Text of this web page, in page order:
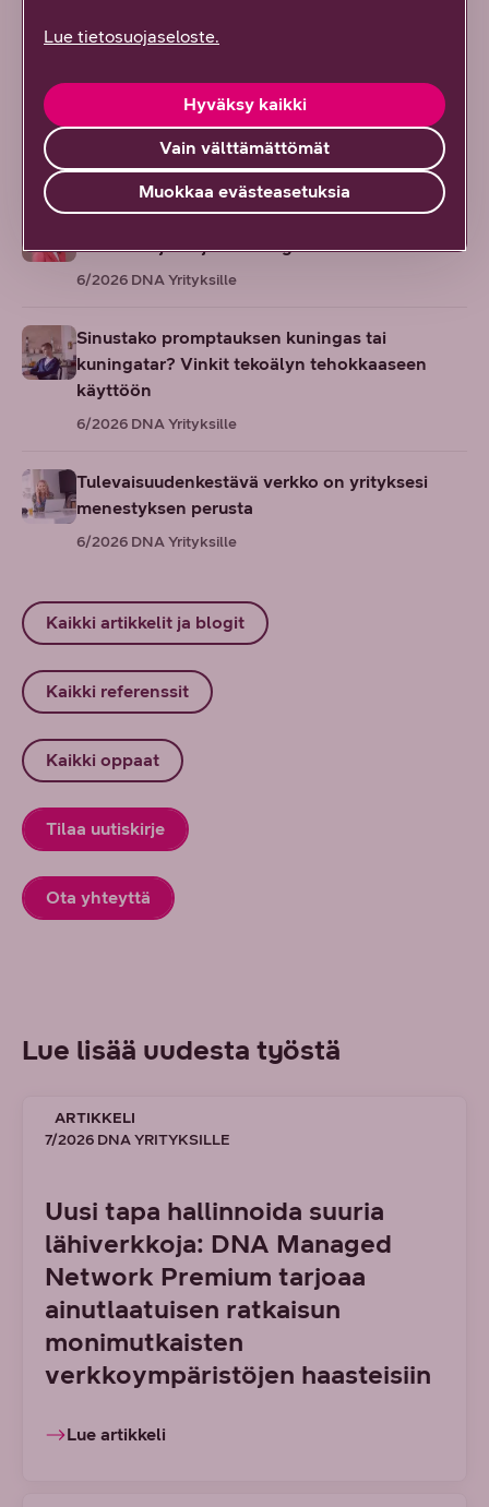
7/2026DNA Yrityksille
Näiden vinkkien avulla palaat kesälomalta
työarkeen täynnä virtaa
Suomesta seuraava tekoälyn edelläkävijä? AI
Finlandin johtajan eväät globaaliin kasvuun
6/2026 DNA Yrityksille
Sinustako promptauksen kuningas tai
kuningatar? Vinkit tekoälyn tehokkaaseen
käyttöön
6/2026 DNA Yrityksille
Tulevaisuudenkestävä verkko on yrityksesi
menestyksen perusta
6/2026 DNA Yrityksille
Kaikki artikkelit ja blogit
Kaikki referenssit
Kaikki oppaat
Tilaa uutiskirje
Ota yhteyttä
Lue lisää uudesta työstä
ARTIKKELI
7/2026 DNA YRITYKSILLE
Uusi tapa hallinnoida suuria
lähiverkkoja: DNA Managed
Network Premium tarjoaa
ainutlaatuisen ratkaisun
monimutkaisten
verkkoympäristöjen haasteisiin
Lue artikkeli
Lue tietosuojaseloste.
Vain välttämättömät
Hyväksy kaikki
Muokkaa evästeasetuksia